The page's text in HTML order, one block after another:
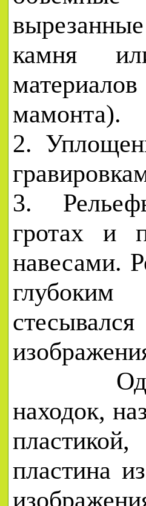
камня
мамонта).
2.
3.
гротах и
навесами.
Одной
находок,
пластина